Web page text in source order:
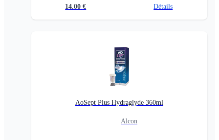
14.00 € Détails
AoSept Plus Hydraglyde 360ml
Alcon